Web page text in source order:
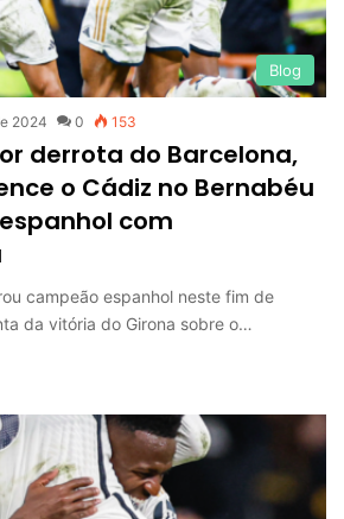
Blog
2024 0 153
derrota do Barcelona,
o Cádiz no Bernabéu
com
campeão espanhol neste fim de
da vitória do Girona sobre o…